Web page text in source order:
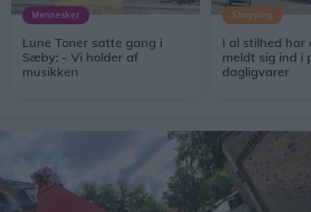
Mennesker
Lune Toner satte gang i
Sæby: - Vi holder af
musikken
Shopping
I al stilhed har
meldt sig ind i
dagligvarer